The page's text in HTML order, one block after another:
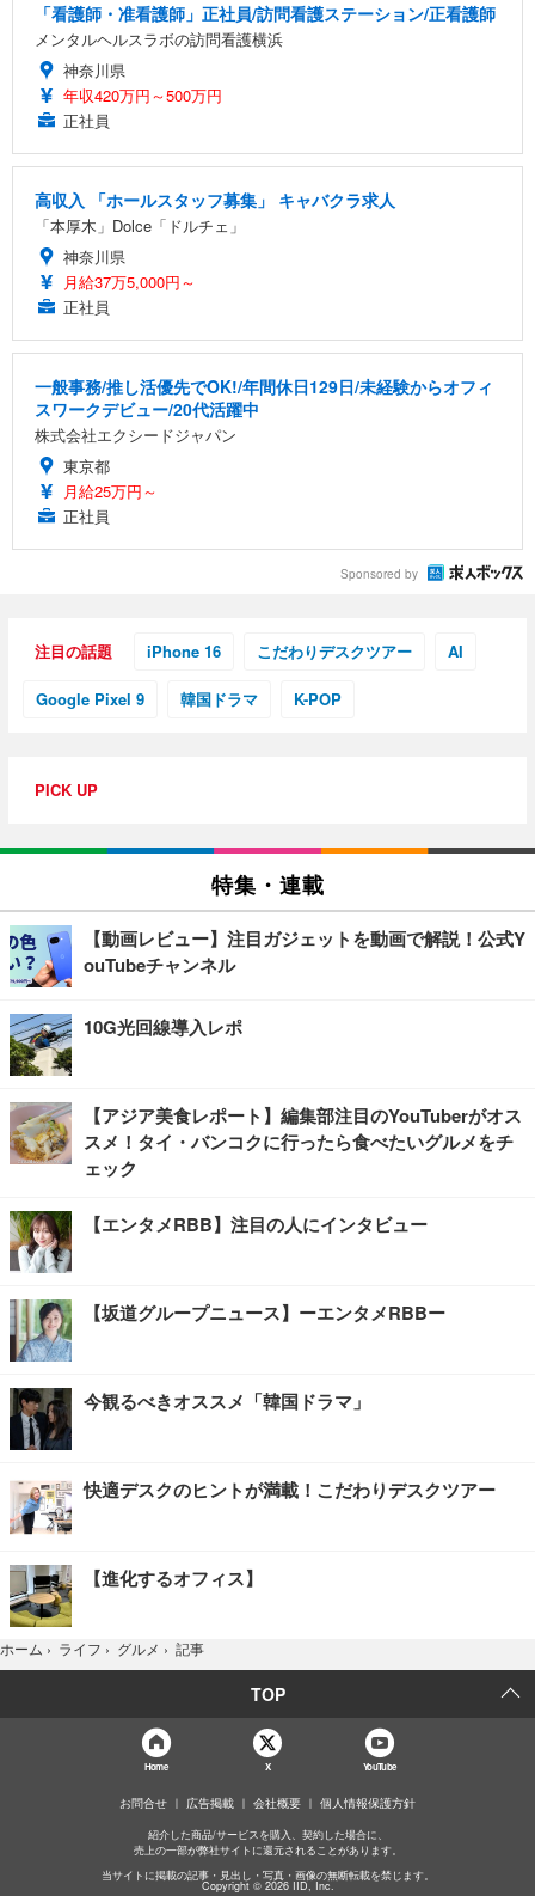
「看護師・准看護師」正社員/訪問看護ステーション/正看護師
メンタルヘルスラボの訪問看護横浜
神奈川県
年収420万円～500万円
正社員
高収入 「ホールスタッフ募集」 キャバクラ求人
「本厚木」Dolce「ドルチェ」
神奈川県
月給37万5,000円～
正社員
一般事務/推し活優先でOK!/年間休日129日/未経験からオフィ
スワークデビュー/20代活躍中
株式会社エクシードジャパン
東京都
月給25万円～
正社員
Sponsored by
注目の話題 iPhone 16 こだわりデスクツアー AI
Google Pixel 9 韓国ドラマ K-POP
PICK UP
特集・連載
【動画レビュー】注目ガジェットを動画で解説！公式Y
ouTubeチャンネル
10G光回線導入レポ
【アジア美食レポート】編集部注目のYouTuberがオス
スメ！タイ・バンコクに行ったら食べたいグルメをチ
ェック
【エンタメRBB】注目の人にインタビュー
【坂道グループニュース】ーエンタメRBBー
今観るべきオススメ「韓国ドラマ」
快適デスクのヒントが満載！こだわりデスクツアー
【進化するオフィス】
ホーム › ライフ › グルメ › 記事
TOP
Home X YouTube
お問合せ 広告掲載 会社概要 個人情報保護方針
紹介した商品/サービスを購入、契約した場合に、
売上の一部が弊社サイトに還元されることがあります。
当サイトに掲載の記事・見出し・写真・画像の無断転載を禁じます。
Copyright © 2026 IID, Inc.